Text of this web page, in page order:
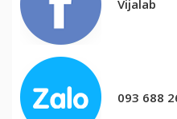
Vijalab
093 688